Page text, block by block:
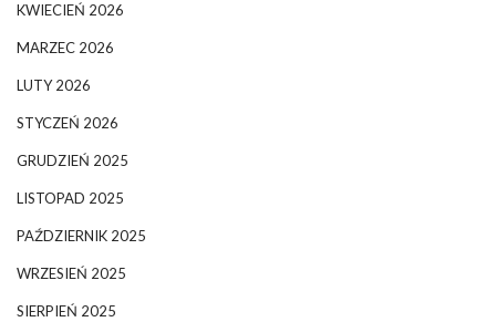
KWIECIEŃ 2026
MARZEC 2026
LUTY 2026
STYCZEŃ 2026
GRUDZIEŃ 2025
LISTOPAD 2025
PAŹDZIERNIK 2025
WRZESIEŃ 2025
SIERPIEŃ 2025